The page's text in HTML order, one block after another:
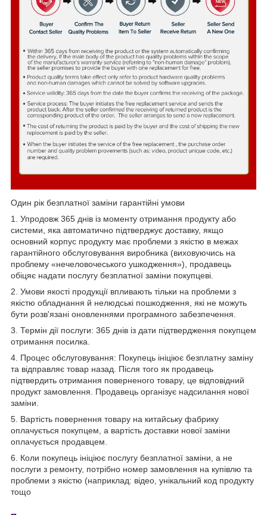
Один рік безплатної заміни гарантійні умови
1. Упродовж 365 днів із моменту отримання продукту або
системи, яка автоматично підтверджує доставку, якщо
основний корпус продукту має проблеми з якістю в межах
гарантійного обслуговування виробника (виховуючись на
проблему «нечеловочеського ушкодження»), продавець
обіцяє надати послугу безплатної заміни покупцеві.
2. Умови якості продукції впливають тільки на проблеми з
якістю обладнання й нелюдські пошкодження, які не можуть
бути розв'язані оновленнями програмного забезпечення.
3. Термін дії послуги: 365 днів із дати підтвердження покупцем
отримання посилка.
4. Процес обслуговування: Покупець ініціює безплатну заміну
та відправляє товар назад. Після того як продавець
підтвердить отримання поверненого товару, це відповідний
продукт замовлення. Продавець організує надсилання нової
заміни.
5. Вартість повернення товару на китайську фабрику
оплачується покупцем, а вартість доставки нової заміни
оплачується продавцем.
6. Коли покупець ініціює послугу безплатної заміни, а не
послуги з ремонту, потрібно номер замовлення на купівлю та
проблеми з якістю (наприклад: відео, унікальний код продукту
тощо